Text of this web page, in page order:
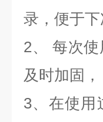
录，便于下
2、 每次
及时加固
3、在使用